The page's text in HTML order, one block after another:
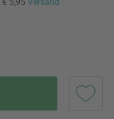
5,95 Versand